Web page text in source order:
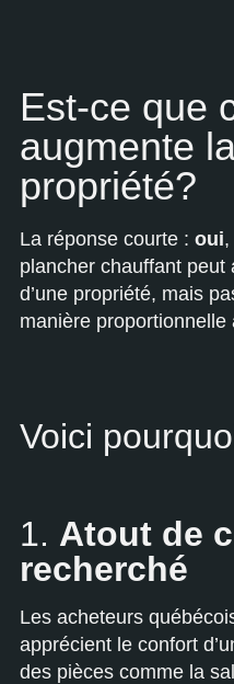
Est-ce que
augmente
propriété?
La réponse courte : oui
plancher chauffant
d’une propriété, mais
manière proportionnelle
Voici
1. Atout de
recherché
Les acheteurs
apprécient le confort
des pièces comme la